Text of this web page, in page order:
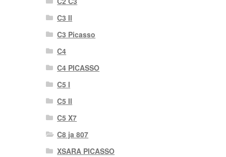
C3 II
C3 Picasso
C4
C4 PICASSO
C5 I
C5 II
C5 X7
C8 ja 807
XSARA PICASSO